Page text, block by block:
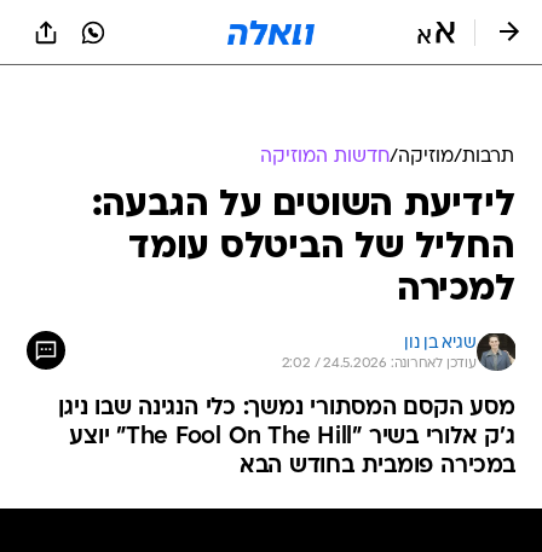
תרבות/מוזיקה/חדשות המוזיקה
לידיעת השוטים על הגבעה:
החליל של הביטלס עומד
למכירה
שגיא בן נון
עודכן לאחרונה: 24.5.2026 / 2:02
מסע הקסם המסתורי נמשך: כלי הנגינה שבו ניגן
ג'ק אלורי בשיר "The Fool On The Hill" יוצע
במכירה פומבית בחודש הבא